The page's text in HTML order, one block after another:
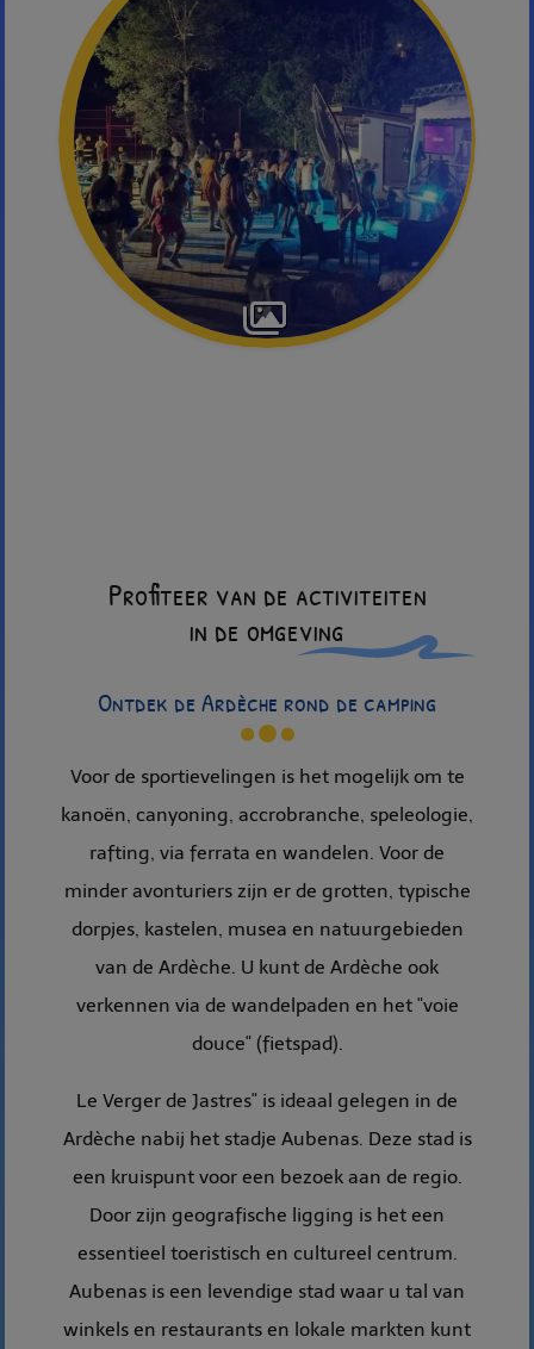
Profiteer van de activiteiten
in de omgeving
Ontdek de Ardèche rond de camping
Voor de sportievelingen is het mogelijk om te
kanoën, canyoning, accrobranche, speleologie,
rafting, via ferrata en wandelen. Voor de
minder avonturiers zijn er de grotten, typische
dorpjes, kastelen, musea en natuurgebieden
van de Ardèche. U kunt de Ardèche ook
verkennen via de wandelpaden en het "voie
douce" (fietspad).
Le Verger de Jastres" is ideaal gelegen in de
Ardèche nabij het stadje Aubenas. Deze stad is
een kruispunt voor een bezoek aan de regio.
Door zijn geografische ligging is het een
essentieel toeristisch en cultureel centrum.
Aubenas is een levendige stad waar u tal van
winkels en restaurants en lokale markten kunt